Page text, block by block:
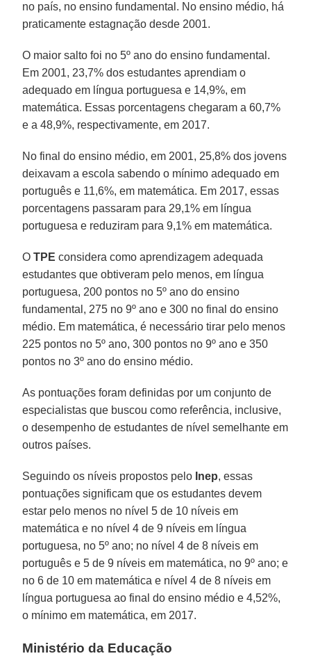
no país, no ensino fundamental. No ensino médio, há
praticamente estagnação desde 2001.
O maior salto foi no 5º ano do ensino fundamental.
Em 2001, 23,7% dos estudantes aprendiam o
adequado em língua portuguesa e 14,9%, em
matemática. Essas porcentagens chegaram a 60,7%
e a 48,9%, respectivamente, em 2017.
No final do ensino médio, em 2001, 25,8% dos jovens
deixavam a escola sabendo o mínimo adequado em
português e 11,6%, em matemática. Em 2017, essas
porcentagens passaram para 29,1% em língua
portuguesa e reduziram para 9,1% em matemática.
O TPE considera como aprendizagem adequada
estudantes que obtiveram pelo menos, em língua
portuguesa, 200 pontos no 5º ano do ensino
fundamental, 275 no 9º ano e 300 no final do ensino
médio. Em matemática, é necessário tirar pelo menos
225 pontos no 5º ano, 300 pontos no 9º ano e 350
pontos no 3º ano do ensino médio.
As pontuações foram definidas por um conjunto de
especialistas que buscou como referência, inclusive,
o desempenho de estudantes de nível semelhante em
outros países.
Seguindo os níveis propostos pelo Inep, essas
pontuações significam que os estudantes devem
estar pelo menos no nível 5 de 10 níveis em
matemática e no nível 4 de 9 níveis em língua
portuguesa, no 5º ano; no nível 4 de 8 níveis em
português e 5 de 9 níveis em matemática, no 9º ano; e
no 6 de 10 em matemática e nível 4 de 8 níveis em
língua portuguesa ao final do ensino médio e 4,52%,
o mínimo em matemática, em 2017.
Ministério da Educação